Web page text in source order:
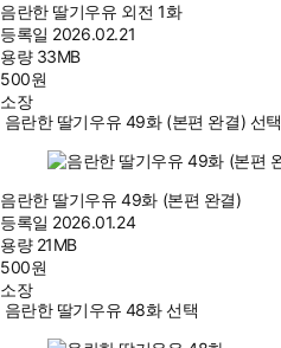
음란한 딸기우유 외전 1화
등록일 2026.02.21
용량 33MB
500원
소장
음란한 딸기우유 49화 (본편 완결) 선택
음란한 딸기우유 49화 (본편 완결)
등록일 2026.01.24
용량 21MB
500원
소장
음란한 딸기우유 48화 선택